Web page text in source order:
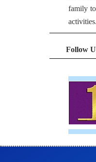
family
activities.
Follow